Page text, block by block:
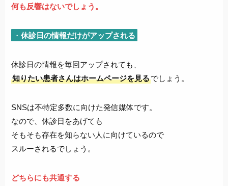
何も反響はないでしょう。
・休診日の情報だけがアップされる
休診日の情報を毎回アップされても、
知りたい患者さんはホームページを見るでしょう。
SNSは不特定多数に向けた発信媒体です。
なので、休診日をあげても
そもそも存在を知らない人に向けているので
スルーされるでしょう。
どちらにも共通する